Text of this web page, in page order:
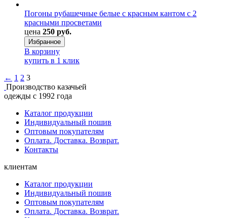
Погоны рубашечные белые с красным кантом с 2
красными просветами
цена 250 руб.
Избранное
В корзину
купить в 1 клик
← 1 2 3
Производство казачьей
одежды с 1992 года
Каталог продукции
Индивидуальный пошив
Оптовым покупателям
Оплата. Доставка. Возврат.
Контакты
клиентам
Каталог продукции
Индивидуальный пошив
Оптовым покупателям
Оплата. Доставка. Возврат.